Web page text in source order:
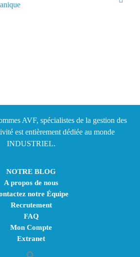
AVF, spécialistes de la gestion des
est entièrement dédiée au monde
INDUSTRIEL.
NOTRE BLOG
A propos de nous
notre Équipe
Recrutement
FAQ
Mon Compte
Extranet